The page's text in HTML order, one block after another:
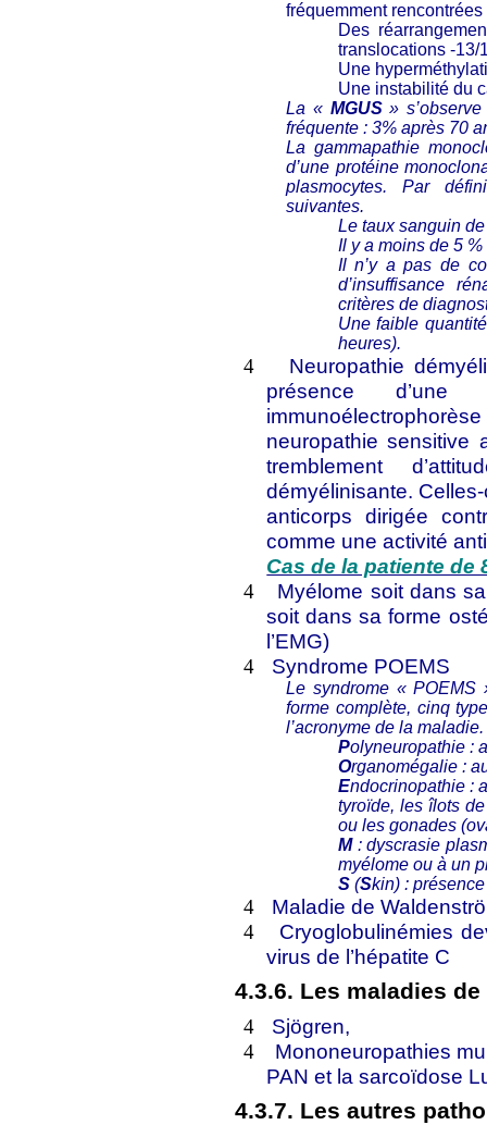
fréquemment rencontrées
Des
translocations -13/
Une
Une instabilité du
La « MGUS» s’observe
fréquente : 3% après 70
La gammapathie
d’une protéine
plasmocytes. Par
suivantes.
Le taux sanguin
Il y a moins de 5
Il n’y a pas de
d’insuffisance
critères de
Une faible
heures).
4
Neuropathie
présence
neuropathie sensitive
tremblement
démyélinisante.
anticorps dirigée
comme une activité
Cas de la patiente de
4
Myélome soit dans
soit dans sa forme
l’EMG)
4 Syndrome POEMS
Le syndrome «
forme complète, cinq
l’acronyme de la maladie.
Polyneuropathie :
Organomégalie :
Endocrinopathie :
tyroïde, les îlots
ou les gonades
M: dyscrasie
myélome ou à un
S(Skin) :
4 Maladie de
4
Cryoglobulinémies
virus de l’hépatite C
4.3.6. Les maladies
4 Sjögren,
4
Mononeuropathies
PAN et la sarcoïdose
4.3.7. Les autres